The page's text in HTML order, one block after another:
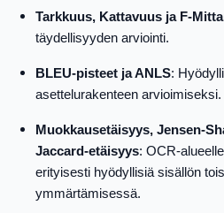
Tarkkuus, Kattavuus ja F-
täydellisyyden arviointi.
BLEU-pisteet ja ANLS:
asettelurakenteen arvioimiseksi.
Muokkausetäisyys, Jensen-
Jaccard-etäisyys: OCR-
erityisesti hyödyllisiä sisällön
ymmärtämisessä.